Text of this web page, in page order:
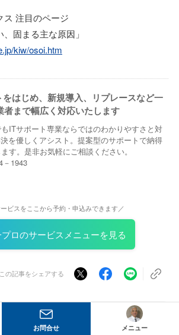
ス 注目のページ
、固まる主な原因」
kiw/osoi.htm
はじめ、新規導入、リプレースなど一
者まで幅広く対応いたします
ITサポート専業ならではのわかりやすさと対
を優しくアシスト。提案型のサポートで納得
す。是非お気軽にご相談ください。
－1943
ビスをここから予約・申込みできます／
ロのサービスメニューを見る
この記事をシェアする
（システムエンジニア）
お問合せ メニュー